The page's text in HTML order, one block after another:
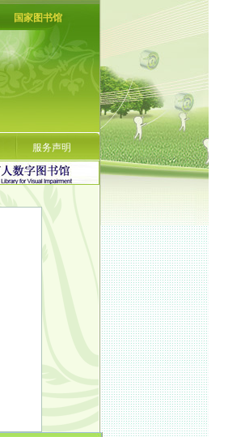
国家图书馆
服务声明